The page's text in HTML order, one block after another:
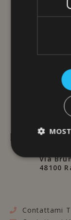
Via
48100
Contattami